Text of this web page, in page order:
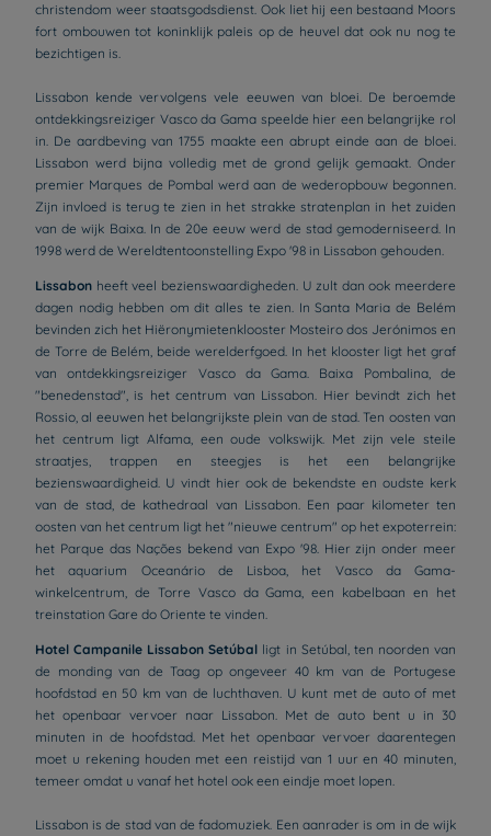
christendom weer staatsgodsdienst. Ook liet hij een bestaand Moors
fort ombouwen tot koninklijk paleis op de heuvel dat ook nu nog te
bezichtigen is.
Lissabon kende vervolgens vele eeuwen van bloei. De beroemde
ontdekkingsreiziger Vasco da Gama speelde hier een belangrijke rol
in. De aardbeving van 1755 maakte een abrupt einde aan de bloei.
Lissabon werd bijna volledig met de grond gelijk gemaakt. Onder
premier Marques de Pombal werd aan de wederopbouw begonnen.
Zijn invloed is terug te zien in het strakke stratenplan in het zuiden
van de wijk Baixa. In de 20e eeuw werd de stad gemoderniseerd. In
1998 werd de Wereldtentoonstelling Expo '98 in Lissabon gehouden.
Lissabon heeft veel bezienswaardigheden. U zult dan ook meerdere
dagen nodig hebben om dit alles te zien. In Santa Maria de Belém
bevinden zich het Hiëronymietenklooster Mosteiro dos Jerónimos en
de Torre de Belém, beide werelderfgoed. In het klooster ligt het graf
van ontdekkingsreiziger Vasco da Gama. Baixa Pombalina, de
"benedenstad", is het centrum van Lissabon. Hier bevindt zich het
Rossio, al eeuwen het belangrijkste plein van de stad. Ten oosten van
het centrum ligt Alfama, een oude volkswijk. Met zijn vele steile
straatjes, trappen en steegjes is het een belangrijke
bezienswaardigheid. U vindt hier ook de bekendste en oudste kerk
van de stad, de kathedraal van Lissabon. Een paar kilometer ten
oosten van het centrum ligt het "nieuwe centrum" op het expoterrein:
het Parque das Nações bekend van Expo '98. Hier zijn onder meer
het aquarium Oceanário de Lisboa, het Vasco da Gama-
winkelcentrum, de Torre Vasco da Gama, een kabelbaan en het
treinstation Gare do Oriente te vinden.
Hotel Campanile Lissabon Setúbal ligt in Setúbal, ten noorden van
de monding van de Taag op ongeveer 40 km van de Portugese
hoofdstad en 50 km van de luchthaven. U kunt met de auto of met
het openbaar vervoer naar Lissabon. Met de auto bent u in 30
minuten in de hoofdstad. Met het openbaar vervoer daarentegen
moet u rekening houden met een reistijd van 1 uur en 40 minuten,
temeer omdat u vanaf het hotel ook een eindje moet lopen.
Lissabon is de stad van de fadomuziek. Een aanrader is om in de wijk